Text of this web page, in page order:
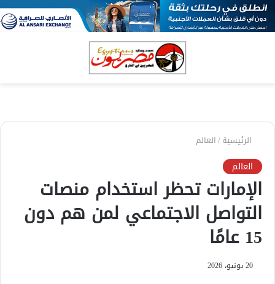
الرئيسية/العالم
العالم
الإمارات تحظر استخدام منصات
التواصل الاجتماعي لمن هم دون
15 عامًا
20 يونيو، 2026